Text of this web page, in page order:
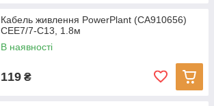
Кабель живлення PowerPlant (CA910656)
CEE7/7-C13, 1.8м
В наявності
119 ₴